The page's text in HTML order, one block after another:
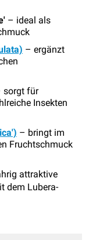
– ideal als
– ergänzt
sorgt für
Insekten
– bringt im
Fruchtschmuck
attraktive
dem Lubera-